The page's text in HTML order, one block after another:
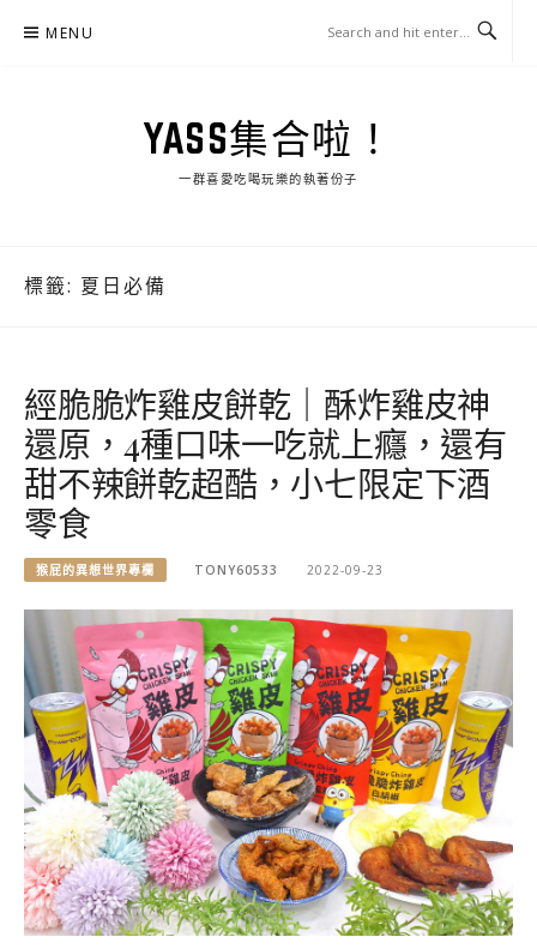
MENU
YASS集合啦！
一群喜愛吃喝玩樂的執著份子
標籤: 夏日必備
經脆脆炸雞皮餅乾｜酥炸雞皮神
還原，4種口味一吃就上癮，還有
甜不辣餅乾超酷，小七限定下酒
零食
猴屁的異想世界專欄 TONY60533 2022-09-23